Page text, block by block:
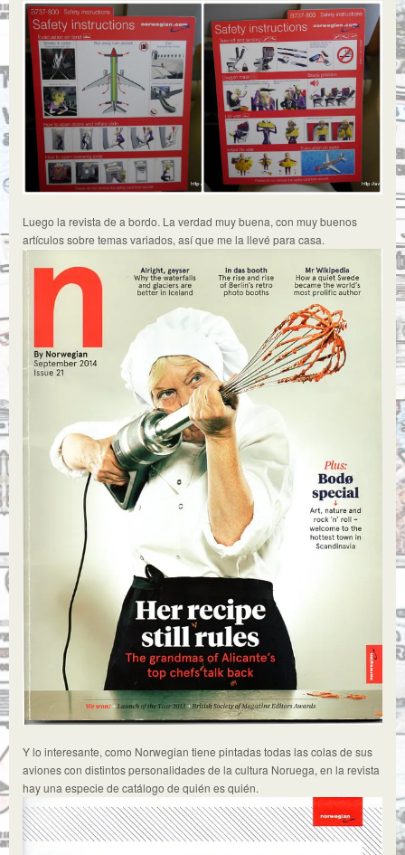
Luego la revista de a bordo. La verdad muy buena, con muy buenos
artículos sobre temas variados, así que me la llevé para casa.
Y lo interesante, como Norwegian tiene pintadas todas las colas de sus
aviones con distintos personalidades de la cultura Noruega, en la revista
hay una especie de catálogo de quién es quién.